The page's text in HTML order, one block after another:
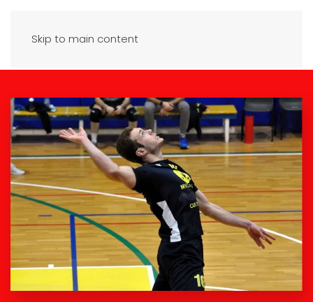
Skip to main content